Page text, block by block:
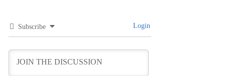
Subscribe Login